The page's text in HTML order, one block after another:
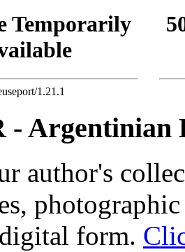
Temporarily
1.21.1
Argentinian
author's
form.